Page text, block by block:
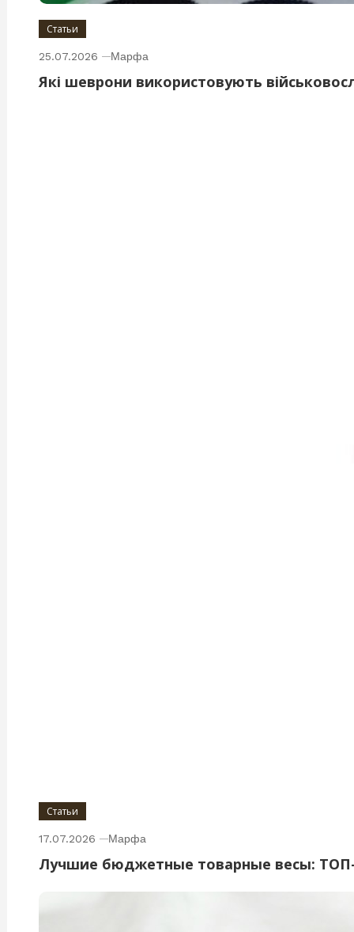
Статьи
25.07.2026 Марфа
Які шеврони використовують
Статьи
17.07.2026 Марфа
Лучшие бюджетные товарные весы: